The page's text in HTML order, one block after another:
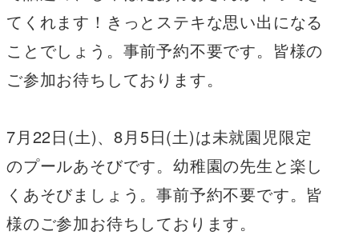
てくれます！きっとステキな思い出になる
ことでしょう。事前予約不要です。皆様の
ご参加お待ちしております。
7月22日(土)、8月5日(土)は未就園児限定
のプールあそびです。幼稚園の先生と楽し
くあそびましょう。事前予約不要です。皆
様のご参加お待ちしております。